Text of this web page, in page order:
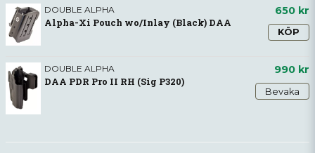
DOUBLE ALPHA
Alpha-Xi Pouch wo/Inlay (Black) DAA
650 kr
KÖP
DOUBLE ALPHA
DAA PDR Pro II RH (Sig P320)
990 kr
Bevaka